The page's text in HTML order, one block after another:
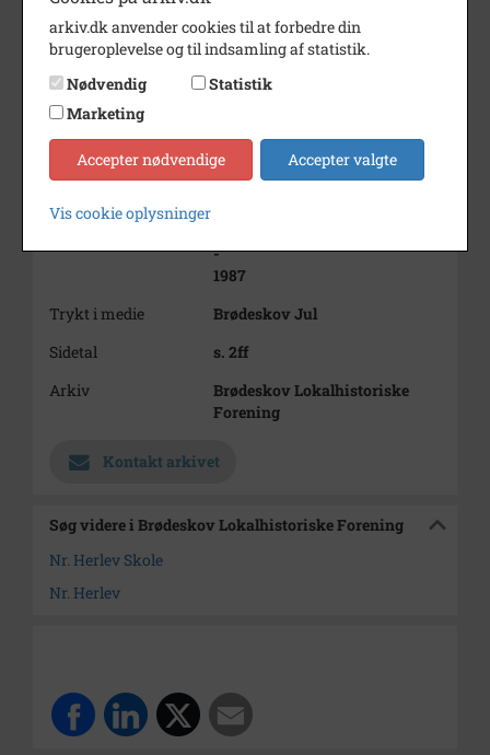
Illustrationer
Nej
Forfatter(e)
Børge Kirk
Indholdsnote
Bemærkning
-
1987
Trykt i medie
Brødeskov Jul
Sidetal
s. 2ff
Arkiv
Brødeskov Lokalhistoriske
Forening
Kontakt arkivet
Søg videre i Brødeskov Lokalhistoriske Forening
Nr. Herlev Skole
Nr. Herlev
arkiv.dk anvender cookies til at forbedre din
brugeroplevelse og til indsamling af statistik.
Nødvendig
Statistik
Marketing
Accepter nødvendige Accepter valgte
Vis cookie oplysninger